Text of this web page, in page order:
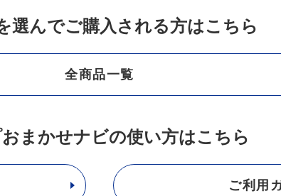
選んでご購入される方はこちら
全商品一覧
まかせナビの使い方はこちら
ご利用